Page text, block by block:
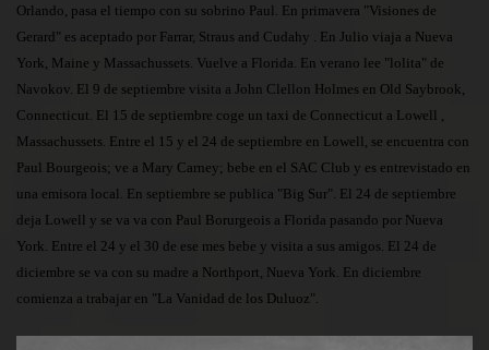
Orlando, pasa el tiempo con su sobrino Paul. En primavera "Visiones de
Gerard" es aceptado por Farrar, Straus and Cudahy . En Julio viaja a Nueva
York, Maine y Massachussets. Vuelve a Florida. En verano lee "lolita" de
Navokov. El 9 de septiembre visita a John Clellon Holmes en Old Saybrook,
Connecticut. El 15 de septiembre coge un taxi de Connecticut a Lowell ,
Massachussets. Entre el 15 y el 24 de septiembre en Lowell, se encuentra con
Paul Bourgeois; ve a Mary Carney; bebe en el SAC Club y es entrevistado en
una emisora local. En septiembre se publica "Big Sur". El 24 de septiembre
deja Lowell y se va va con Paul Borurgeois a Florida pasando por Nueva
York. Entre el 24 y el 30 de ese mes bebe y visita a sus amigos. El 24 de
diciembre se va con su madre a Northport, Nueva York. En diciembre
comienza a trabajar en "La Vanidad de los Duluoz".